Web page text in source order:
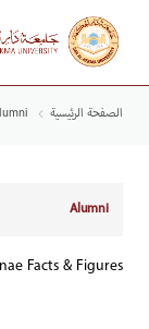
الصفحة الرئيسية
Alumni
Facts & Figures